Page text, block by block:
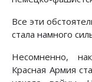
Все эти
стала намного
Несомненно,
Красная Армия